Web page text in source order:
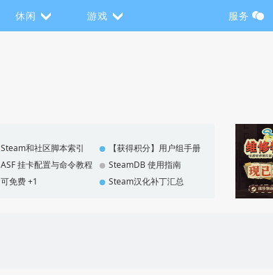
休闲 游戏 服务
Steam和社区脚本索引
【获得积分】用户组手册
ASF 挂卡配置与命令教程
SteamDB 使用指南
可免费 +1 Steam汉化补丁汇总